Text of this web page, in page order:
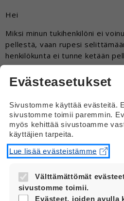
Hei
Miksi minun tukihenkilöni ei
pellestä, vaan rupesi
henkilökunta ei tunne ketään
Hei
En valitettavasti osaa
puolesta, kun en tiedä
tukihenkilöltä.
Kävitkö Linnanmäellä Iik-
Evästeasetukset
Sivustomme käyttää evästeitä.
sivustomme toimii paremmin.
myös kehittää sivustoamme
käyttäjien tarpeita.
Lue lisää evästeistämme
Välttämättömät
sivustomme toimii.
Nämä evästeet ovat aina
Evästeet, joiden avulla